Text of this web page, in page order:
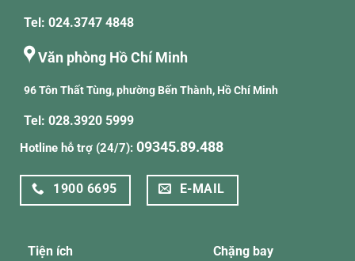
Tel: 024.3747 4848
Văn phòng Hồ Chí Minh
96 Tôn Thất Tùng, phường Bến Thành, Hồ Chí Minh
Tel: 028.3920 5999
Hotline hỗ trợ (24/7): 09345.89.488
1900 6695 E-MAIL
Tiện ích Chặng bay